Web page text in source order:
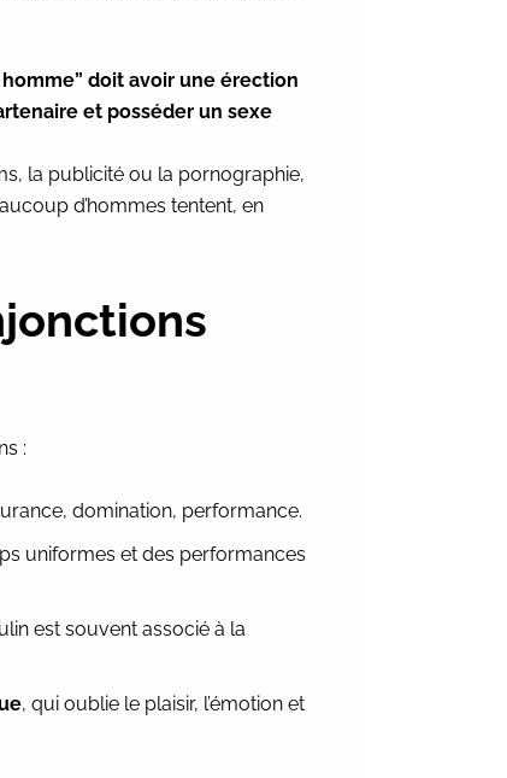
homme” doit avoir une érection
et posséder un sexe
la publicité ou la pornographie,
d’hommes tentent, en
:
domination, performance.
uniformes et des performances
est souvent associé à la
, qui oublie le plaisir, l’émotion et